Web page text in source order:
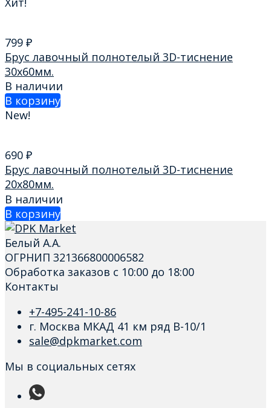
799 ₽
Брус лавочный полнотелый 3D-тиснение
30х60мм.
В наличии
В корзину
New!
690 ₽
Брус лавочный полнотелый 3D-тиснение
20х80мм.
В наличии
В корзину
Белый А.А.
ОГРНИП 321366800006582
Обработка заказов с 10:00 до 18:00
Контакты
+7-495-241-10-86
г. Москва МКАД 41 км ряд В-10/1
sale@dpkmarket.com
Мы в социальных сетях